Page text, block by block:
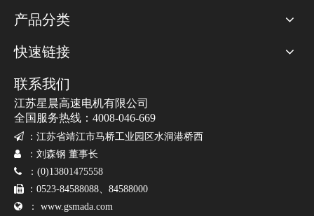
产品分类
快速链接
联系我们
江苏星晨高速电机有限公司
全国服务热线：4008-046-669
 ： 江苏省靖江市马桥工业园区水洞港桥西
 ：刘森钢 董事长
 ：(0)13801475558
 ：0523-84588088、84588000
 ： www.gsmada.com